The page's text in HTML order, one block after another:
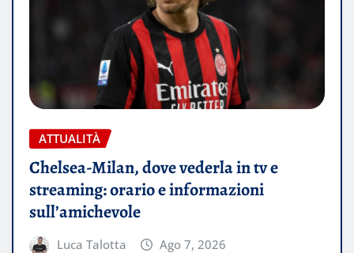
ATTUALITÀ
Chelsea-Milan, dove vederla in tv e
streaming: orario e informazioni
sull’amichevole
Luca Talotta Ago 7, 2026